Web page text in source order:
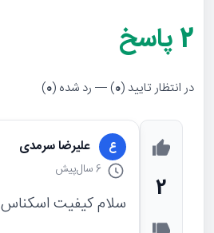
2پاسخ
در انتظار تایید (0) — رد شده (0
)
2
ع علیرضا سرمدی
6 سال پیش
سلام کیفیت اسکناس g میباشد